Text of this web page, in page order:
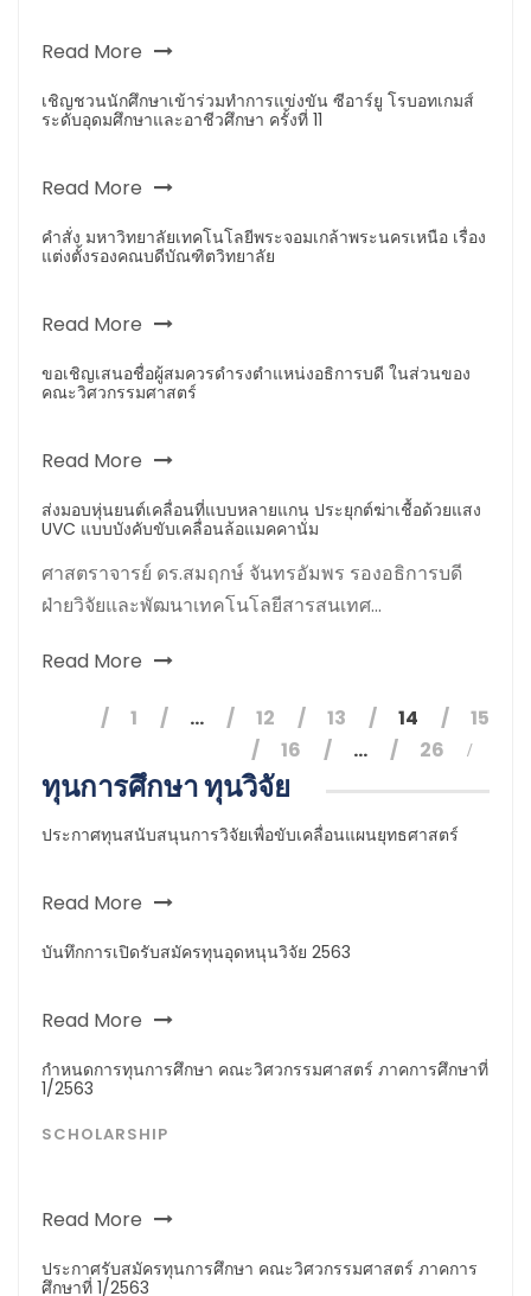
Read More
เชิญชวนนักศึกษาเข้าร่วมทำการแข่งขัน ซีอาร์ยู โรบอทเกมส์
ระดับอุดมศึกษาและอาชีวศึกษา ครั้งที่ 11
Read More
คำสั่ง มหาวิทยาลัยเทคโนโลยีพระจอมเกล้าพระนครเหนือ เรื่อง
แต่งตั้งรองคณบดีบัณฑิตวิทยาลัย
Read More
ขอเชิญเสนอชื่อผู้สมควรดำรงตำแหน่งอธิการบดี ในส่วนของ
คณะวิศวกรรมศาสตร์
Read More
ส่งมอบหุ่นยนต์เคลื่อนที่แบบหลายแกน ประยุกต์ฆ่าเชื้อด้วยแสง
UVC แบบบังคับขับเคลื่อนล้อแมคคานั่ม
ศาสตราจารย์ ดร.สมฤกษ์ จันทรอัมพร รองอธิการบดี
ฝ่ายวิจัยและพัฒนาเทคโนโลยีสารสนเทศ...
Read More
1 … 12 13 14
15
16
… 26
ทุนการศึกษา ทุนวิจัย
ประกาศทุนสนับสนุนการวิจัยเพื่อขับเคลื่อนแผนยุทธศาสตร์
Read More
บันทึกการเปิดรับสมัครทุนอุดหนุนวิจัย 2563
Read More
กำหนดการทุนการศึกษา คณะวิศวกรรมศาสตร์ ภาคการศึกษาที่
1/2563
SCHOLARSHIP
Read More
ประกาศรับสมัครทุนการศึกษา คณะวิศวกรรมศาสตร์ ภาคการ
ศึกษาที่ 1/2563